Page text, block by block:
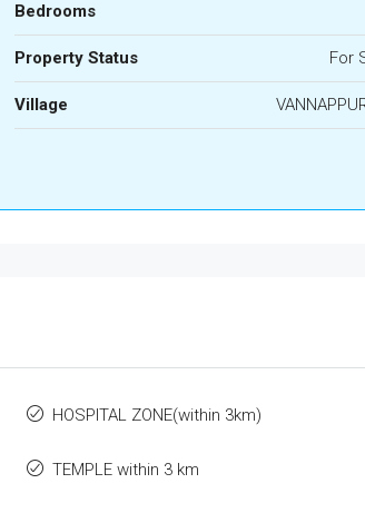
Bedrooms
Property Status For
Village
HOSPITAL ZONE(within 3km)
TEMPLE within 3 km